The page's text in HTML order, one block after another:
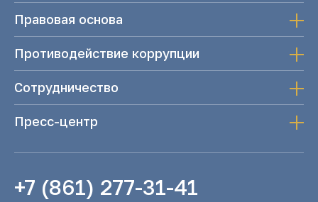
Правовая основа
Противодействие коррупции
Сотрудничество
Пресс-центр
+7 (861) 277-31-41